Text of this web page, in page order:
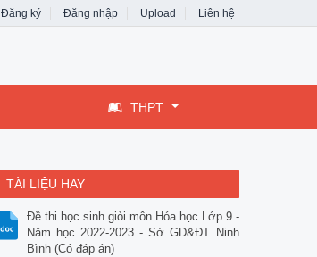
Đăng ký Đăng nhập Upload Liên hệ
THPT
TÀI LIỆU HAY
Đề thi học sinh giỏi môn Hóa học Lớp 9 -
Năm học 2022-2023 - Sở GD&ĐT Ninh
Bình (Có đáp án)